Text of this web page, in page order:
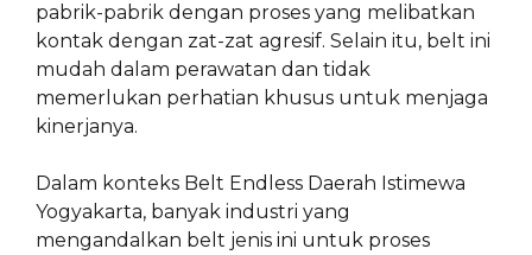
pabrik-pabrik dengan proses yang melibatkan
kontak dengan zat-zat agresif. Selain itu, belt ini
mudah dalam perawatan dan tidak
memerlukan perhatian khusus untuk menjaga
kinerjanya.
Dalam konteks Belt Endless Daerah Istimewa
Yogyakarta, banyak industri yang
mengandalkan belt jenis ini untuk proses